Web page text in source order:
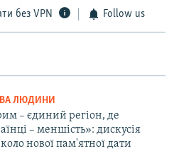
без VPN Follow us
ЛЮДИНИ
– єдиний регіон, де
– меншість»: дискусія
нової пам'ятної дати